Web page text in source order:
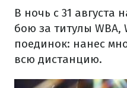
В ночь с 31 августа
бою за титулы
поединок: нанес
всю дистанцию.